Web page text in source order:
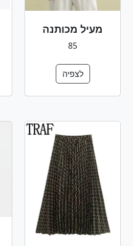
מעיל מכותנה
85
לצפיה